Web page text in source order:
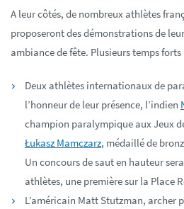
A leur côtés, de nombreux athlètes
proposeront des démonstrations de
ambiance de fête. Plusieurs temps
Deux athlètes internationaux de
l’honneur de leur présence, l’indien
champion paralympique aux Jeux
Łukasz Mamczarz, médaillé de
Un concours de saut en hauteur
athlètes, une première sur la Place
L’américain Matt Stutzman, archer